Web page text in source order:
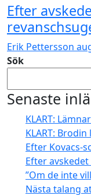
Efter
Erik Pettersson
Sök
Senaste
KLART:
KLART:
Efter Kovacs-
Efter avskedet
”Om de inte
Nästa talang